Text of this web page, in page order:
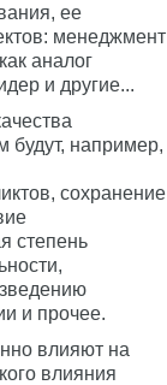
ее
менеджмент
аналог
и другие...
будут, например,
сохранение
степень
и прочее.
влияют на
влияния